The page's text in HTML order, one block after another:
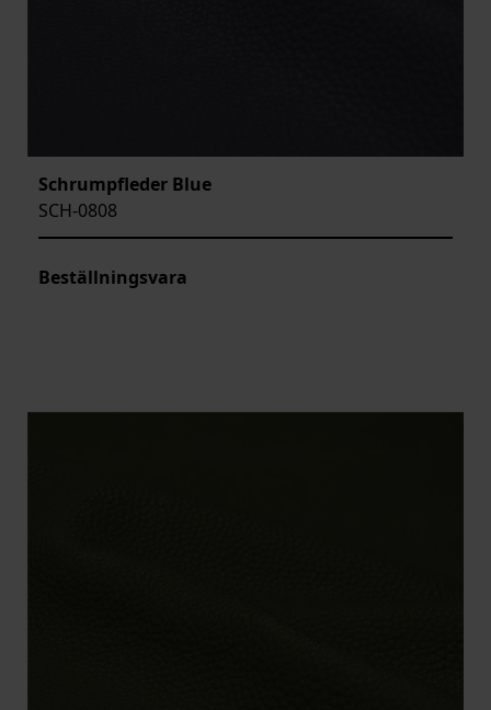
Schrumpfleder Blue
SCH-0808
Beställningsvara